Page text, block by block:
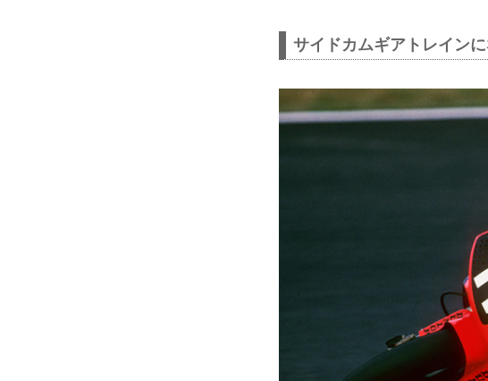
サイドカムギアトレイン